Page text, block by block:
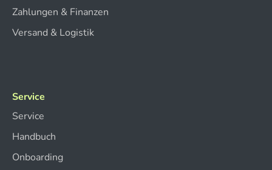
Zahlungen & Finanzen
Versand & Logistik
Service
Service
Handbuch
Onboarding